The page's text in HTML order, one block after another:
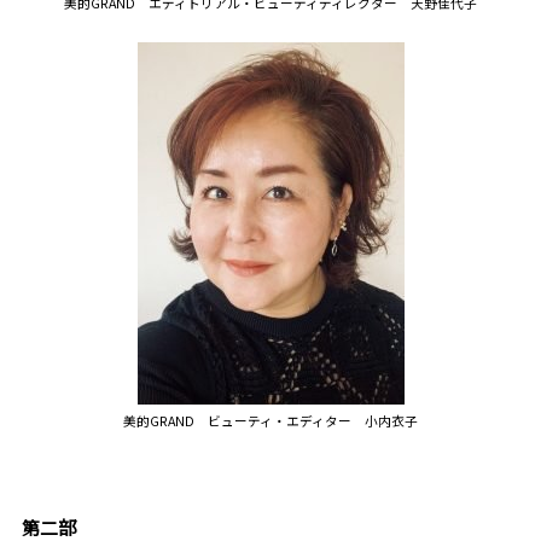
美的GRAND ビューティ・エディター 小内衣子
第二部